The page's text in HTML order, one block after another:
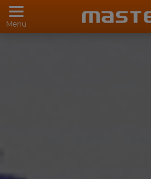
Menu